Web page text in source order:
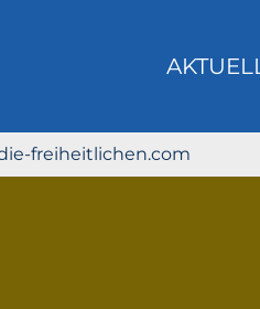
freiheitlichen.com